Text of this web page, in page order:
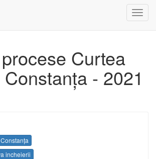
Curtea
- 2021
incheierii